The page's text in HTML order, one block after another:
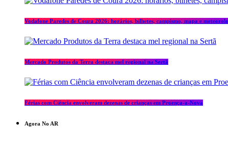
Vodafone Paredes de Coura 2026: horários, bilhetes, campismo, mapa e
Mercado Produtos da Terra destaca mel regional na Sertã
Férias com Ciência envolveram dezenas de crianças em Proença-a-Nova
Agora No AR